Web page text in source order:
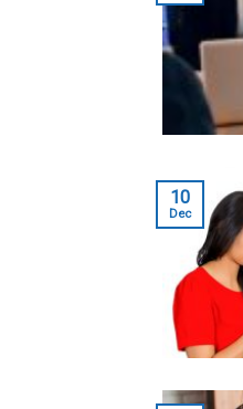
10
Dec